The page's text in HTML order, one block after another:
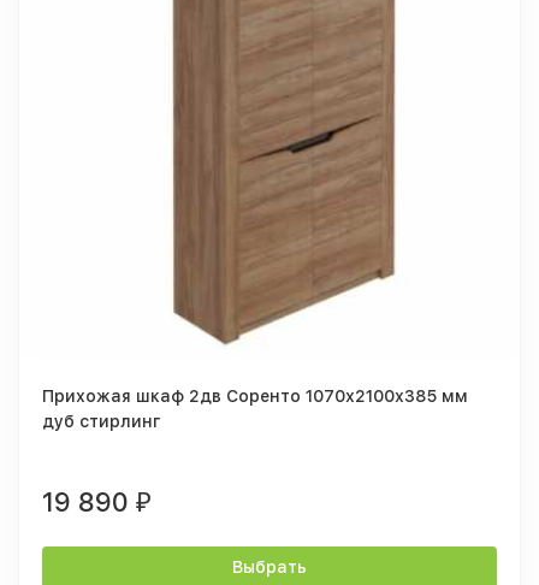
Прихожая шкаф 2дв Соренто 1070х2100х385 мм
дуб стирлинг
19 890 ₽
Выбрать